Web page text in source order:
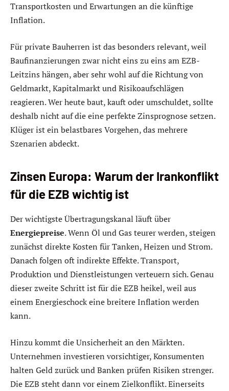
Transportkosten und Erwartungen an die künftige
Inflation.
Für private Bauherren ist das besonders relevant, weil
Baufinanzierungen zwar nicht eins zu eins am EZB-
Leitzins hängen, aber sehr wohl auf die Richtung von
Geldmarkt, Kapitalmarkt und Risikoaufschlägen
reagieren. Wer heute baut, kauft oder umschuldet, sollte
deshalb nicht auf die eine perfekte Zinsprognose setzen.
Klüger ist ein belastbares Vorgehen, das mehrere
Szenarien abdeckt.
Zinsen Europa: Warum der Irankonflikt
für die EZB wichtig ist
Der wichtigste Übertragungskanal läuft über
Energiepreise. Wenn Öl und Gas teurer werden, steigen
zunächst direkte Kosten für Tanken, Heizen und Strom.
Danach folgen oft indirekte Effekte. Transport,
Produktion und Dienstleistungen verteuern sich. Genau
dieser zweite Schritt ist für die EZB heikel, weil aus
einem Energieschock eine breitere Inflation werden
kann.
Hinzu kommt die Unsicherheit an den Märkten.
Unternehmen investieren vorsichtiger, Konsumenten
halten Geld zurück und Banken prüfen Risiken strenger.
Die EZB steht dann vor einem Zielkonflikt. Einerseits